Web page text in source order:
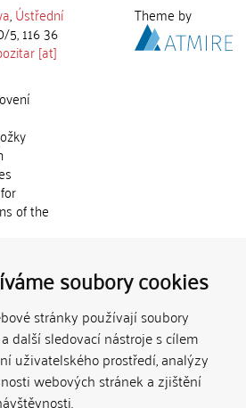
soubory cookies
stránky používají soubory
další sledovací nástroje s cílem
uživatelského prostředí, analýzy
webových stránek a zjištění
,Ústřední
5, 116 36
[at]
of the
k
vydávány
jinou
autora.
shall not
of
Theme by